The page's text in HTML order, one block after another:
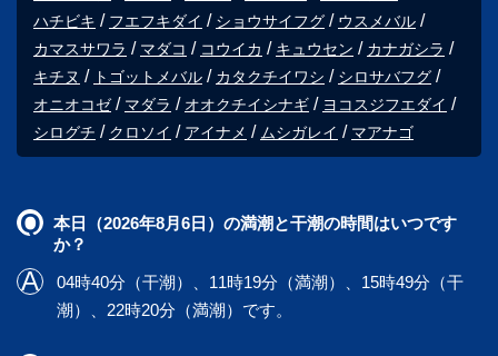
ハチビキ
フエフキダイ ショウサイフグ
ウスメバル
カマスサワラ
マダコ コウイカ キュウセン
カナガシラ
キチヌ
トゴットメバル カタクチイワシ
シロサバフグ
オニオコゼ
マダラ オオクチイシナギ
ヨコスジフエダイ
シログチ
クロソイ アイナメ ムシガレイ マアナゴ
本日（2026年8月6日）の満潮と干潮の時間はいつです
か？
04時40分（干潮）、11時19分（満潮）、15時49分（干
潮）、22時20分（満潮）です。